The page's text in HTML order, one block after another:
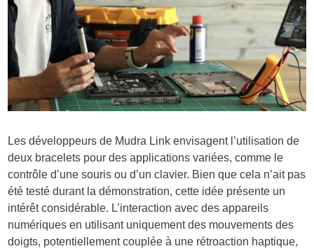
Les développeurs de Mudra Link envisagent l’utilisation de
deux bracelets pour des applications variées, comme le
contrôle d’une souris ou d’un clavier. Bien que cela n’ait pas
été testé durant la démonstration, cette idée présente un
intérêt considérable. L’interaction avec des appareils
numériques en utilisant uniquement des mouvements des
doigts, potentiellement couplée à une rétroaction haptique,